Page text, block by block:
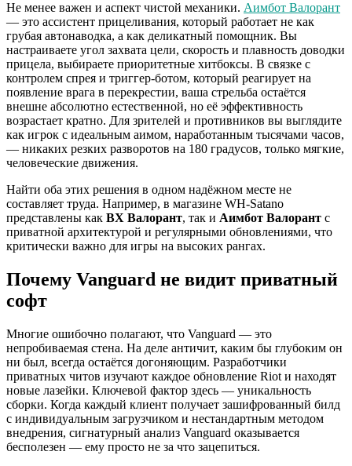
Не менее важен и аспект чистой механики. Аимбот Валорант
— это ассистент прицеливания, который работает не как
грубая автонаводка, а как деликатный помощник. Вы
настраиваете угол захвата цели, скорость и плавность доводки
прицела, выбираете приоритетные хитбоксы. В связке с
контролем спрея и триггер-ботом, который реагирует на
появление врага в перекрестии, ваша стрельба остаётся
внешне абсолютно естественной, но её эффективность
возрастает кратно. Для зрителей и противников вы выглядите
как игрок с идеальным аимом, наработанным тысячами часов,
— никаких резких разворотов на 180 градусов, только мягкие,
человеческие движения.
Найти оба этих решения в одном надёжном месте не
составляет труда. Например, в магазине WH‑Satano
представлены как ВХ Валорант, так и Аимбот Валорант с
приватной архитектурой и регулярными обновлениями, что
критически важно для игры на высоких рангах.
Почему Vanguard не видит приватный
софт
Многие ошибочно полагают, что Vanguard — это
непробиваемая стена. На деле античит, каким бы глубоким он
ни был, всегда остаётся догоняющим. Разработчики
приватных читов изучают каждое обновление Riot и находят
новые лазейки. Ключевой фактор здесь — уникальность
сборки. Когда каждый клиент получает зашифрованный билд
с индивидуальным загрузчиком и нестандартным методом
внедрения, сигнатурный анализ Vanguard оказывается
бесполезен — ему просто не за что зацепиться.